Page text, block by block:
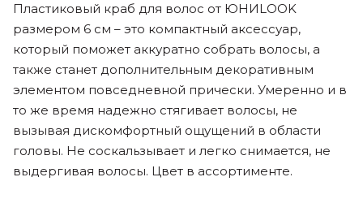
Пластиковый краб для волос от ЮНИLOOK
размером 6 см – это компактный аксессуар,
который поможет аккуратно собрать волосы, а
также станет дополнительным декоративным
элементом повседневной прически. Умеренно и в
то же время надежно стягивает волосы, не
вызывая дискомфортный ощущений в области
головы. Не соскальзывает и легко снимается, не
выдергивая волосы. Цвет в ассортименте.